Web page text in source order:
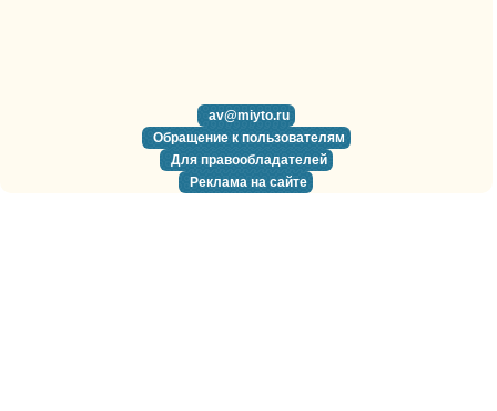
av@miyto.ru
Обращение к пользователям
Для правообладателей
Реклама на сайте